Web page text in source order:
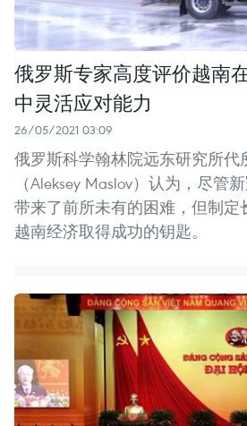
俄罗斯专家高度评价越南
中灵活应对能力
26/05/2021 03:09
俄罗斯科学翰林院远东研究所代
（Aleksey Maslov）认为，尽管
带来了前所未有的困难，但制定
越南经济取得成功的钥匙。